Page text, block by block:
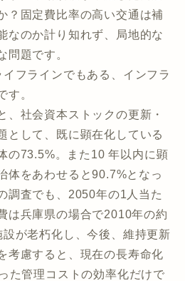
？固定費比率の高い交通は補
なのか計り知れず、局地的な
問題です。
フラインでもある、インフラ
す。
、社会資本ストックの更新・
として、既に顕在化している
の73.5%。また10 年以内に顕
体をあわせると90.7%となっ
調査でも、2050年の1人当た
は兵庫県の場合で2010年の約
が老朽化し、今後、維持更新
考慮すると、現在の長寿命化
た管理コストの効率化だけで